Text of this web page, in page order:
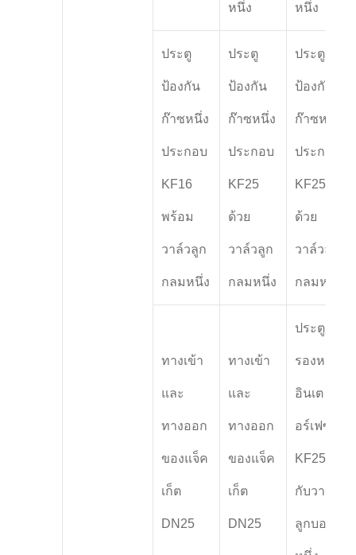
หนึ่ง หนึ่ง
ประตู
ป้องกัน
ก๊าซหนึ่ง
ประกอบ
KF16
พร้อม
วาล์วลูก
กลมหนึ่ง
ประตู
ป้องกัน
ก๊าซหนึ่ง
ประกอบ
KF25
ด้วย
วาล์วลูก
กลมหนึ่ง
ประตู
ป้องกัน
ก๊าซหนึ่ง
ประกอบ
KF25
ด้วย
วาล์วลูก
กลมหนึ่ง
ทางเข้า
และ
ทางออก
ของแจ็ค
เก็ต
DN25
ทางเข้า
และ
ทางออก
ของแจ็ค
เก็ต
DN25
ประตูสํา
รองหนึ่ง,
อินเต
อร์เฟซ
KF25,
กับวาล์ว
ลูกบอล